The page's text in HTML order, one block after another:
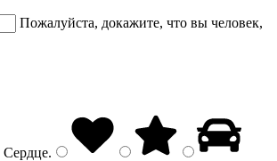
Пожалуйста, докажите, что вы человек,
Сердце.